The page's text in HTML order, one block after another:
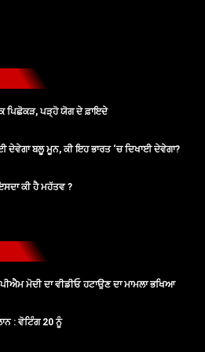
ਪਿਛੋਕੜ, ਪੜ੍ਹੋ ਯੋਗ ਦੇ ਫ਼ਾਇਦੇ
ਦੇਵੇਗਾ ਬਲੂ ਮੂਨ, ਕੀ ਇਹ ਭਾਰਤ ‘ਚ ਦਿਖਾਈ ਦੇਵੇਗਾ?
ਕੀ ਹੈ ਮਹੱਤਵ ?
ਮੋਦੀ ਦਾ ਵੀਡੀਓ ਹਟਾਉਣ ਦਾ ਮਾਮਲਾ ਭਖਿਆ
: ਵੋਟਿੰਗ 20 ਨੂੰ